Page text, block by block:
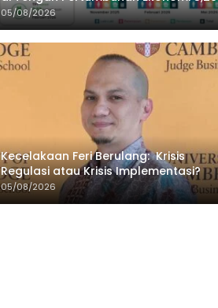
Persen
05/08/2026
Kecelakaan Feri Berulang: Krisis
Regulasi atau Krisis Implementasi?
05/08/2026